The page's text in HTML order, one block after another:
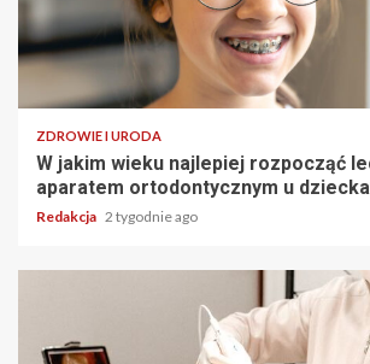
ZDROWIE I URODA
W jakim wieku najlepiej rozpocząć
aparatem ortodontycznym u
Redakcja 2 tygodnie ago